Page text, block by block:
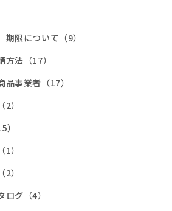
限について（9）
法（17）
事業者（17）
）
）
）
グ（4）